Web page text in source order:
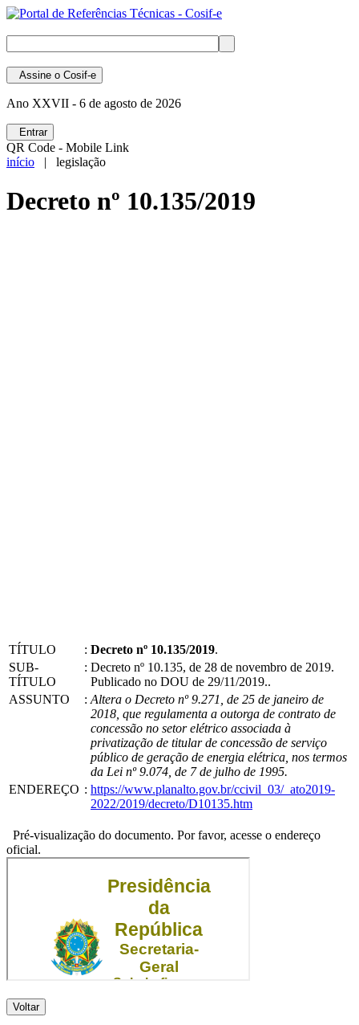
Assine o Cosif-e
Ano XXVII - 6 de agosto de 2026
Entrar
QR Code - Mobile Link
início | legislação
Decreto nº 10.135/2019
TÍTULO : Decreto nº 10.135/2019.
SUB-
TÍTULO
: Decreto nº 10.135, de 28 de novembro de 2019.
Publicado no DOU de 29/11/2019..
ASSUNTO
: Altera o Decreto nº 9.271, de 25 de janeiro de
2018, que regulamenta a outorga de contrato de
concessão no setor elétrico associada à
privatização de titular de concessão de serviço
público de geração de energia elétrica, nos termos
da Lei nº 9.074, de 7 de julho de 1995.
ENDEREÇO : https://www.planalto.gov.br/ccivil_03/_ato2019-
2022/2019/decreto/D10135.htm
Pré-visualização do documento. Por favor, acesse o endereço
oficial.
Voltar